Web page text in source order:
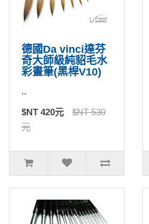
德國Da vinci達芬
奇大師級純貂毛水
彩畫筆(黑桿V10)
..
$NT 420元
$NT 530
元